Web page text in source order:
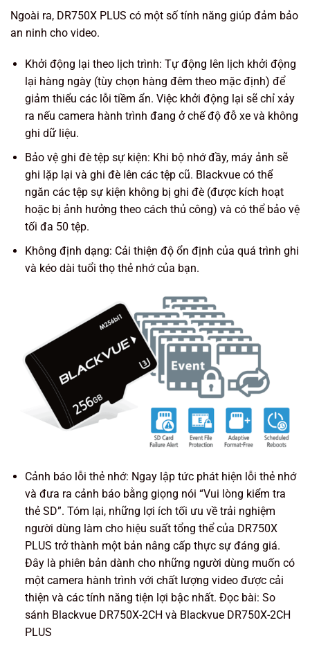
Ngoài ra, DR750X PLUS có một số tính năng giúp đảm bảo
an ninh cho video.
Khởi động lại theo lịch trình: Tự động lên lịch khởi động
lại hàng ngày (tùy chọn hàng đêm theo mặc định) để
giảm thiểu các lỗi tiềm ẩn. Việc khởi động lại sẽ chỉ xảy
ra nếu camera hành trình đang ở chế độ đỗ xe và không
ghi dữ liệu.
Bảo vệ ghi đè tệp sự kiện: Khi bộ nhớ đầy, máy ảnh sẽ
ghi lặp lại và ghi đè lên các tệp cũ. Blackvue có thể
ngăn các tệp sự kiện không bị ghi đè (được kích hoạt
hoặc bị ảnh hưởng theo cách thủ công) và có thể bảo vệ
tối đa 50 tệp.
Không định dạng: Cải thiện độ ổn định của quá trình ghi
và kéo dài tuổi thọ thẻ nhớ của bạn.
Cảnh báo lỗi thẻ nhớ: Ngay lập tức phát hiện lỗi thẻ nhớ
và đưa ra cảnh báo bằng giọng nói “Vui lòng kiểm tra
thẻ SD”. Tóm lại, những lợi ích tối ưu về trải nghiệm
người dùng làm cho hiệu suất tổng thể của DR750X
PLUS trở thành một bản nâng cấp thực sự đáng giá.
Đây là phiên bản dành cho những người dùng muốn có
một camera hành trình với chất lượng video được cải
thiện và các tính năng tiện lợi bậc nhất. Đọc bài: So
sánh Blackvue DR750X-2CH và Blackvue DR750X-2CH
PLUS